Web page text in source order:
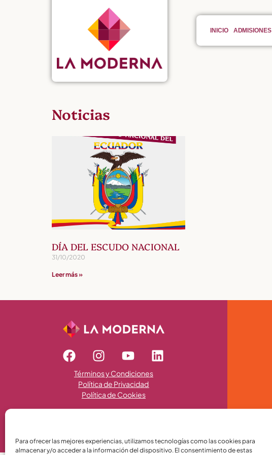
Para ofrecer las mejores experiencias, utilizamos tecnologías como las cookies para
almacenar y/o acceder a la información del dispositivo. El consentimiento de estas
INICIO ADMISIONES
Noticias
DÍA DEL ESCUDO NACIONAL
31/10/2020
Leer más »
Términos y Condiciones
Política de Privacidad
Política de Cookies